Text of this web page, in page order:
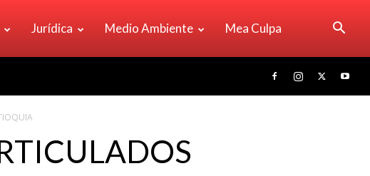
Jurídica Medio Ambiente Mea Culpa